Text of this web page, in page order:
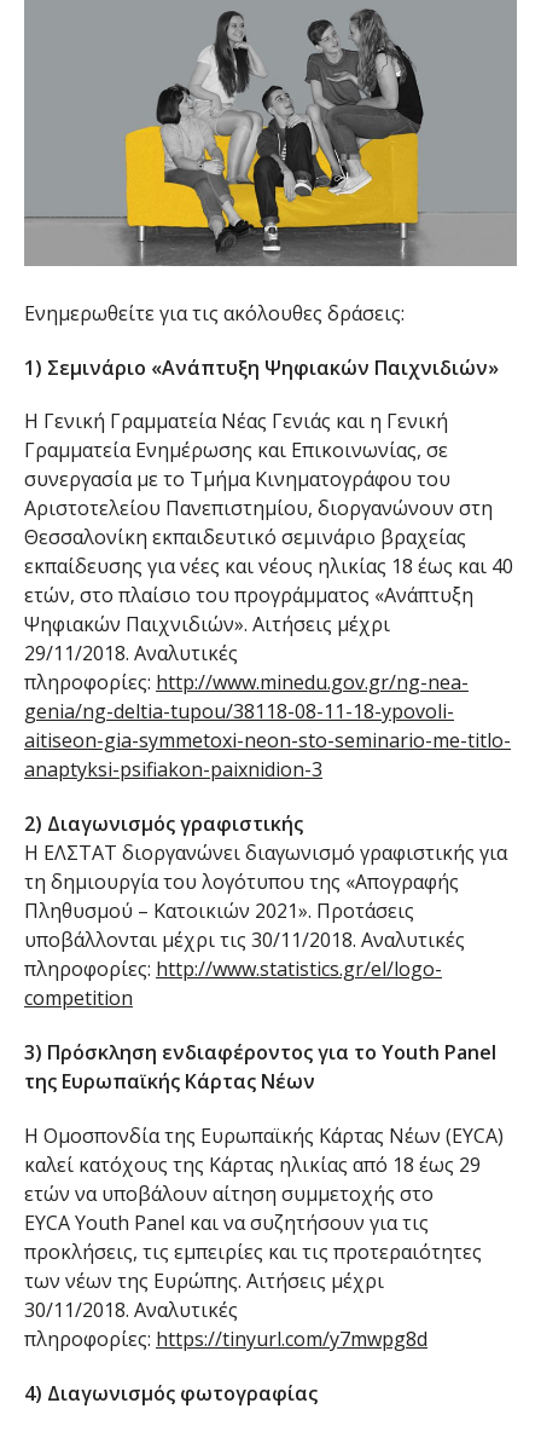
Ενημερωθείτε για τις ακόλουθες δράσεις:
1) Σεμινάριο «Ανάπτυξη Ψηφιακών Παιχνιδιών»
Η Γενική Γραμματεία Νέας Γενιάς και η Γενική
Γραμματεία Ενημέρωσης και Επικοινωνίας, σε
συνεργασία με το Τμήμα Κινηματογράφου του
Αριστοτελείου Πανεπιστημίου, διοργανώνουν στη
Θεσσαλονίκη εκπαιδευτικό σεμινάριο βραχείας
εκπαίδευσης για νέες και νέους ηλικίας 18 έως και 40
ετών, στο πλαίσιο του προγράμματος «Ανάπτυξη
Ψηφιακών Παιχνιδιών». Αιτήσεις μέχρι
29/11/2018. Αναλυτικές
πληροφορίες: http://www.minedu.gov.gr/ng-nea-
genia/ng-deltia-tupou/38118-08-11-18-ypovoli-
aitiseon-gia-symmetoxi-neon-sto-seminario-me-titlo-
anaptyksi-psifiakon-paixnidion-3
2) Διαγωνισμός γραφιστικής
Η ΕΛΣΤΑΤ διοργανώνει διαγωνισμό γραφιστικής για
τη δημιουργία του λογότυπου της «Απογραφής
Πληθυσμού – Κατοικιών 2021». Προτάσεις
υποβάλλονται μέχρι τις 30/11/2018. Αναλυτικές
πληροφορίες: http://www.statistics.gr/el/logo-
competition
3) Πρόσκληση ενδιαφέροντος για το Youth Panel
της Ευρωπαϊκής Κάρτας Νέων
Η Ομοσπονδία της Ευρωπαϊκής Κάρτας Νέων (EYCA)
καλεί κατόχους της Κάρτας ηλικίας από 18 έως 29
ετών να υποβάλουν αίτηση συμμετοχής στο
EYCA Youth Panel και να συζητήσουν για τις
προκλήσεις, τις εμπειρίες και τις προτεραιότητες
των νέων της Ευρώπης. Αιτήσεις μέχρι
30/11/2018. Αναλυτικές
πληροφορίες: https://tinyurl.com/y7mwpg8d
4) Διαγωνισμός φωτογραφίας